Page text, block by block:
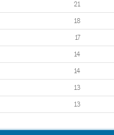
21
18
17
14
14
13
13